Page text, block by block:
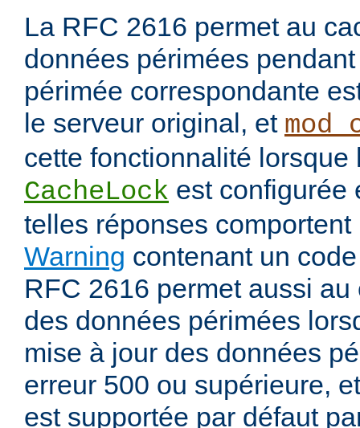
La RFC 2616 permet au
données périmées
périmée correspondante
le serveur original, et
cette fonctionnalité lorsque
CacheLock est configurée
telles réponses
Warning contenant un
RFC 2616 permet aussi
des données périmées
mise à jour des données
erreur 500 ou supérieure,
est supportée par défaut